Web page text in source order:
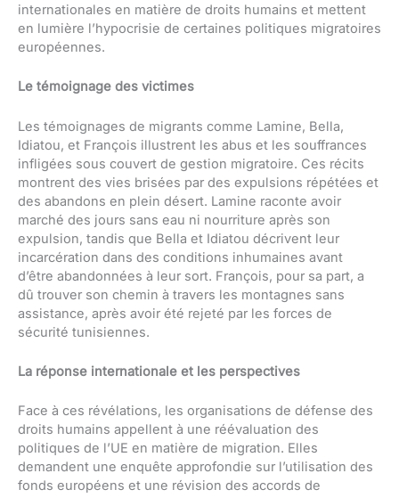
internationales en matière de droits humains et mettent
en lumière l’hypocrisie de certaines politiques migratoires
européennes.
Le témoignage des victimes
Les témoignages de migrants comme Lamine, Bella,
Idiatou, et François illustrent les abus et les souffrances
infligées sous couvert de gestion migratoire. Ces récits
montrent des vies brisées par des expulsions répétées et
des abandons en plein désert. Lamine raconte avoir
marché des jours sans eau ni nourriture après son
expulsion, tandis que Bella et Idiatou décrivent leur
incarcération dans des conditions inhumaines avant
d’être abandonnées à leur sort. François, pour sa part, a
dû trouver son chemin à travers les montagnes sans
assistance, après avoir été rejeté par les forces de
sécurité tunisiennes.
La réponse internationale et les perspectives
Face à ces révélations, les organisations de défense des
droits humains appellent à une réévaluation des
politiques de l’UE en matière de migration. Elles
demandent une enquête approfondie sur l’utilisation des
fonds européens et une révision des accords de